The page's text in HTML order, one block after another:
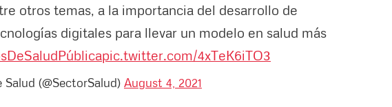
otros temas, a la importancia del desarrollo de
digitales para llevar un modelo en salud más
pic.twitter.com/4xTeK6iTO3
(@SectorSalud) August 4, 2021